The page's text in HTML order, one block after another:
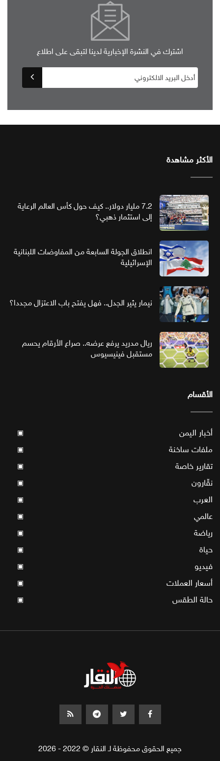
اشترك في النشرة الإخبارية لدينا لتبقى على اطلاع
الأكثر مشاهدة
7.2 مليار دولار.. كيف حول كأس العالم الرعاية
إلى استثمار ذهبي؟
انطلاق الجولة السابعة من المفاوضات اللبنانية
الإسرائيلية
نيمار يثير الجدل.. فهل يفتح باب الاعتزال مجددا؟
ريال مدريد يرفع عرضه.. صراع الأرقام يحسم
مستقبل فينيسيوس
الأقسام
أخبار اليمن ▣
ملفات ساخنة ▣
تقارير خاصة ▣
نقّارون ▣
العرب ▣
عالمي ▣
رياضة ▣
حياة ▣
فيديو ▣
أسعار العملات ▣
حالة الطقس ▣
جميع الحقوق محفوظة لـ النقار © 2022 - 2026